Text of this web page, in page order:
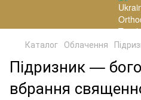
Каталог Облачення
Підризник —
вбрання